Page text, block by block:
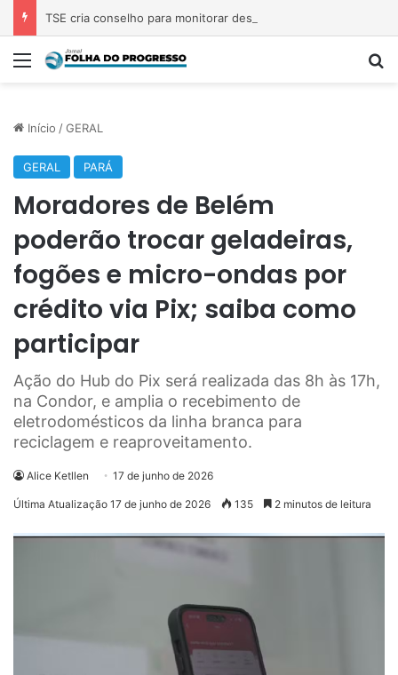
Menu
Início /GERAL
GERAL PARÁ
Moradores de Belém
poderão trocar geladeiras,
fogões e micro-ondas por
crédito via Pix; saiba como
participar
Ação do Hub do Pix será realizada das 8h às 17h,
na Condor, e amplia o recebimento de
eletrodomésticos da linha branca para
reciclagem e reaproveitamento.
Alice Ketllen 17 de junho de 2026
Última Atualização 17 de junho de 2026 135 2 minutos de leitura